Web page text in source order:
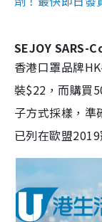
SEJOY SARS-
香港口罩品牌
裝$22，而購買
子方式採樣，準
已列在歐盟